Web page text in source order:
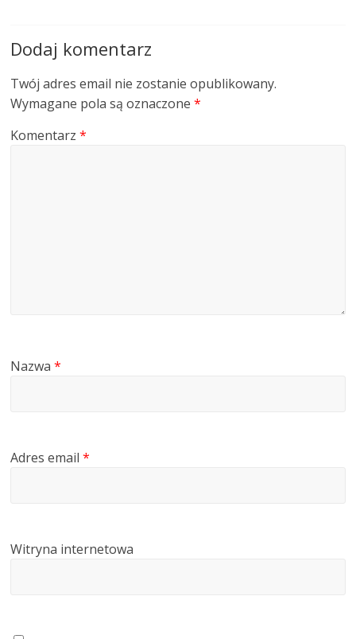
Dodaj komentarz
Twój adres email nie zostanie opublikowany.
Wymagane pola są oznaczone*
Komentarz*
Nazwa*
Adres email*
Witryna internetowa